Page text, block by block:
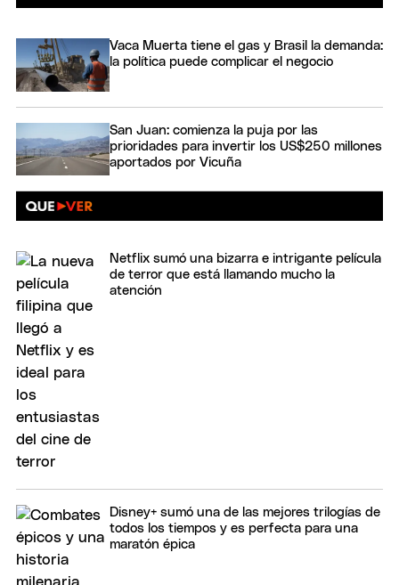
Vaca Muerta tiene el gas y Brasil la demanda:
la política puede complicar el negocio
San Juan: comienza la puja por las
prioridades para invertir los US$250 millones
aportados por Vicuña
Netflix sumó una bizarra e intrigante película
de terror que está llamando mucho la
atención
Disney+ sumó una de las mejores trilogías de
todos los tiempos y es perfecta para una
maratón épica